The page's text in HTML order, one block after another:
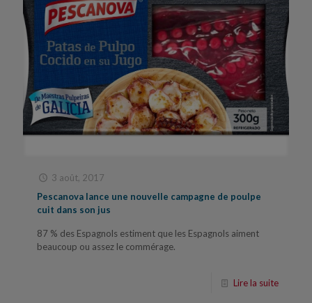
3 août, 2017
Pescanova lance une nouvelle campagne de poulpe
cuit dans son jus
87 % des Espagnols estiment que les Espagnols aiment
beaucoup ou assez le commérage.
Lire la suite